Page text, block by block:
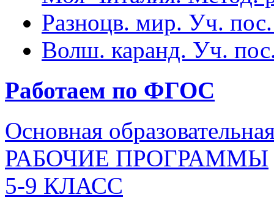
Разноцв. мир. Уч.
Волш. каранд. Уч.
Работаем по ФГОС
Основная
РАБОЧИЕ ПРОГРАММЫ
5-9 КЛАСС